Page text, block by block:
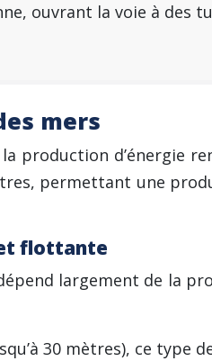
ouvrant la voie à des
mers
production d’énergie
permettant une
flottante
largement de la
30 mètres), ce